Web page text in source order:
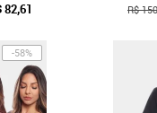
82,61 R$
-58%